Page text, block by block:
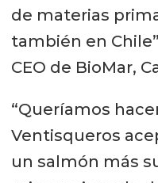
de materias
también en
CEO de BioMar,
“Queríamos
Ventisqueros
un salmón más